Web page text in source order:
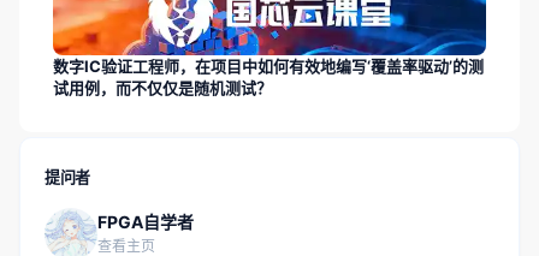
数字IC验证工程师，在项目中如何有效地编写‘覆盖率驱动’的测
试用例，而不仅仅是随机测试？
提问者
FPGA自学者
查看主页